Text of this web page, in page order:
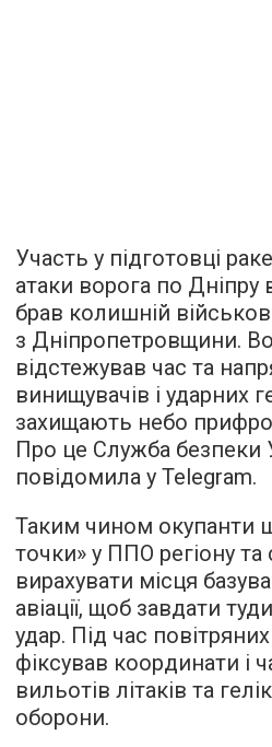
Участь у підготовці
атаки ворога по Дніпру
брав колишній
з Дніпропетровщини.
відстежував час та
винищувачів і ударних
захищають небо
Про це Служба безпеки
повідомила у Telegram.
Таким чином окупанти
точки» у ППО регіону та
вирахувати місця
авіації, щоб завдати
удар. Під час
фіксував координати і
вильотів літаків та
оборони.